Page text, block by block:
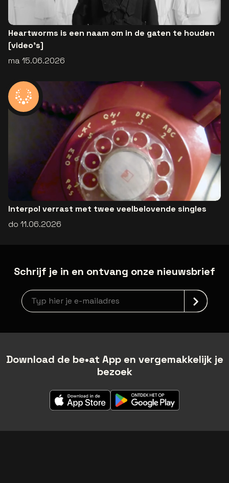
Heartworms is een naam om in de gaten te houden
[video's]
ma 15.06.2026
Interpol verrast met twee veelbelovende singles
do 11.06.2026
Schrijf je in en ontvang onze nieuwsbrief
Nieuwsbrief aanmelding
Download de be•at App en vergemakkelijk je
bezoek